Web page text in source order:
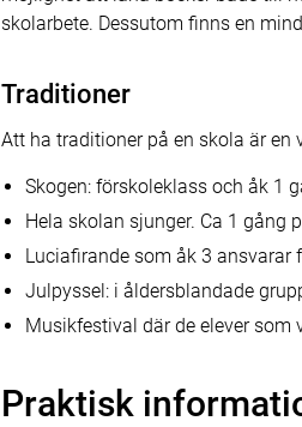
skolarbete. Dessutom finns en
Traditioner
Att ha traditioner på en skola är en
Skogen: förskoleklass och åk 1
Hela skolan sjunger. Ca 1 gång
Luciafirande som åk 3 ansvarar
Julpyssel: i åldersblandade
Musikfestival där de elever som
Praktisk